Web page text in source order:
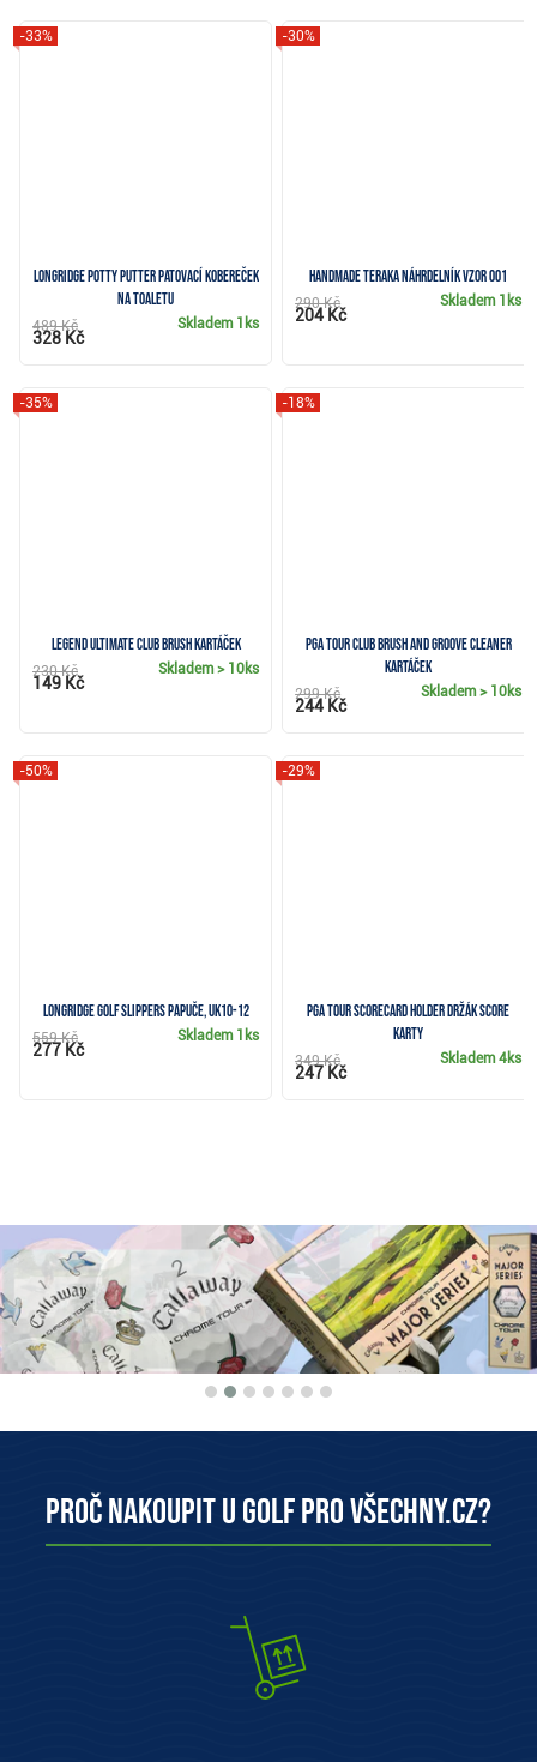
Longridge Potty Putter patovací kobereček
na toaletu
-33%
Skladem 1ks
489 Kč
328 Kč
Handmade Teraka náhrdelník vzor 001
-30%
Skladem 1ks
290 Kč
204 Kč
Legend Ultimate Club Brush kartáček
-35%
Skladem> 10ks
230 Kč
149 Kč
PGA Tour Club Brush and Groove Cleaner
kartáček
-18%
Skladem> 10ks
299 Kč
244 Kč
Longridge Golf Slippers papuče, UK10-12
-50%
Skladem 1ks
559 Kč
277 Kč
PGA Tour Scorecard Holder držák score
karty
-29%
Skladem4ks
349 Kč
247 Kč
Proč nakoupit u Golf pro všechny.cz?